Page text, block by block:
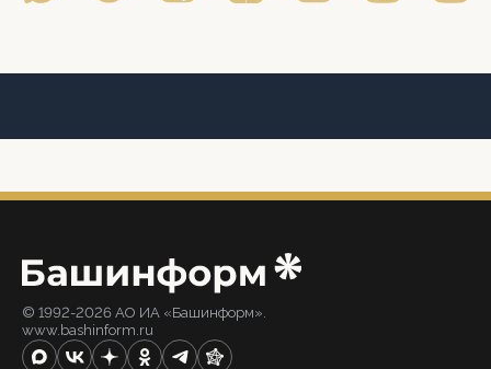
© 1992-2026 АО ИА «Башинформ».
www.bashinform.ru